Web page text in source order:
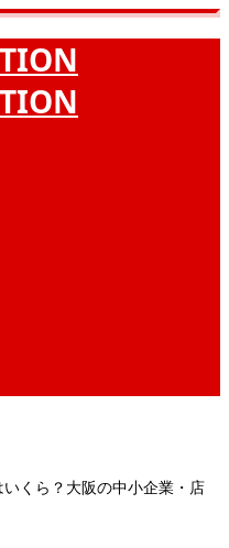
くら？大阪の中小企業・店